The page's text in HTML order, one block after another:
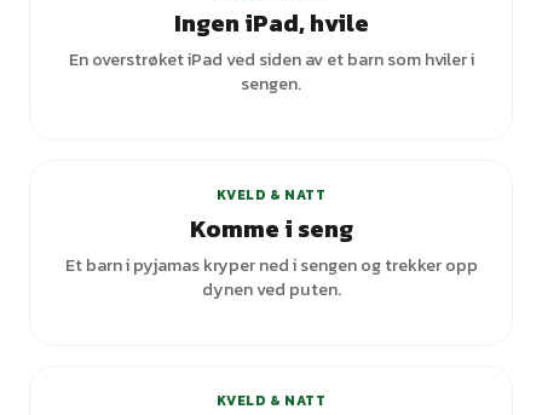
Ingen iPad, hvile
En overstrøket iPad ved siden av et barn som hviler i
sengen.
KVELD & NATT
Komme i seng
Et barn i pyjamas kryper ned i sengen og trekker opp
dynen ved puten.
KVELD & NATT